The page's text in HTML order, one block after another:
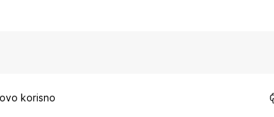
korisno